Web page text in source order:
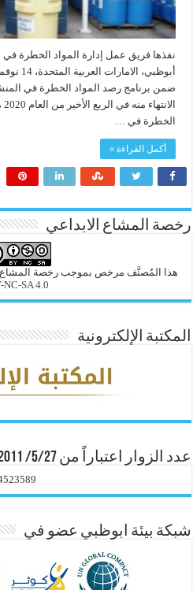
نفذها فريق عمل إدارة المواد الخطرة في
ضمن برنامج رصد المواد الخطرة في
الخطرة في …
أكمل القراءة »
رخصة المشاع الابداعي
هذا المُصنَّف مرخص بموجب رخصة المشاع
NC-SA 4.0)
المكتبة الإلكترونية
عدد الزوار اعتباراً من 5/27/ 2011
شبكة بيئة ابوظبي عضو في